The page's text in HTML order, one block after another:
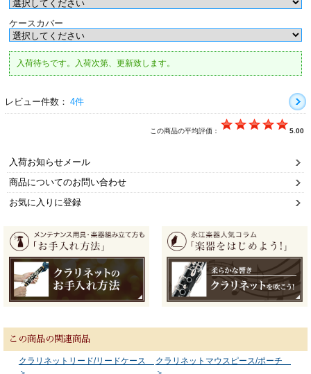
ケースカバー
入荷待ちです。入荷次第、更新致します。
レビュー件数： 4件
この商品の平均評価： 5.00
入荷お知らせメール
商品についてのお問い合わせ
お気に入りに登録
この商品の関連商品
クラリネットリード/リードケース クラリネットマウスピース/ポーチ